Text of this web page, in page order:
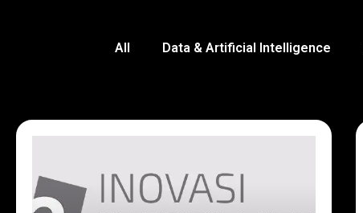
All Data & Artificial Intelligence